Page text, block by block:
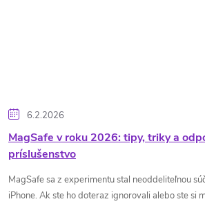
6.2.2026
MagSafe v roku 2026: tipy, triky a
príslušenstvo
MagSafe sa z experimentu stal neoddeliteľnou
iPhone. Ak ste ho doteraz ignorovali alebo ste si